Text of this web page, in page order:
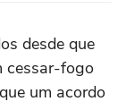
desde que
cessar-fogo
um acordo